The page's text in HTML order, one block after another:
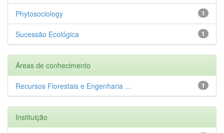
1
Phytosociology
1
Sucessão Ecológica
Áreas de conhecimento
1
Recursos Florestais e Engenharia ...
Instituição